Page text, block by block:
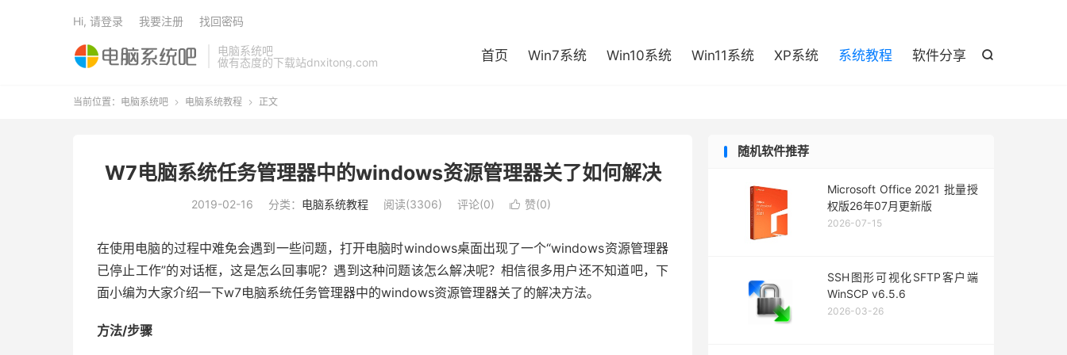
电脑系统吧
做有态度的下载站dnxitong.com

首页 Win7系统 Win10系统 Win11系统 XP系统 系统教程 软件分享
Hi, 请登录 我要注册 找回密码
当前位置： 电脑系统吧  电脑系统教程  正文
W7电脑系统任务管理器中的windows资源管理器关了如何解决
2019-02-16 分类： 电脑系统教程 阅读(3306) 评论(0)  赞(0)
在使用电脑的过程中难免会遇到一些问题，打开电脑时windows桌面出现了一个“windows资源管理器
已停止工作”的对话框，这是怎么回事呢？遇到这种问题该怎么解决呢？相信很多用户还不知道吧，下
面小编为大家介绍一下w7电脑系统任务管理器中的windows资源管理器关了的解决方法。
方法/步骤
随机软件推荐
Microsoft Office 2021 批量授
权版26年07月更新版
2026-07-15
SSH图形可视化SFTP客户端
WinSCP v6.5.6
2026-03-26